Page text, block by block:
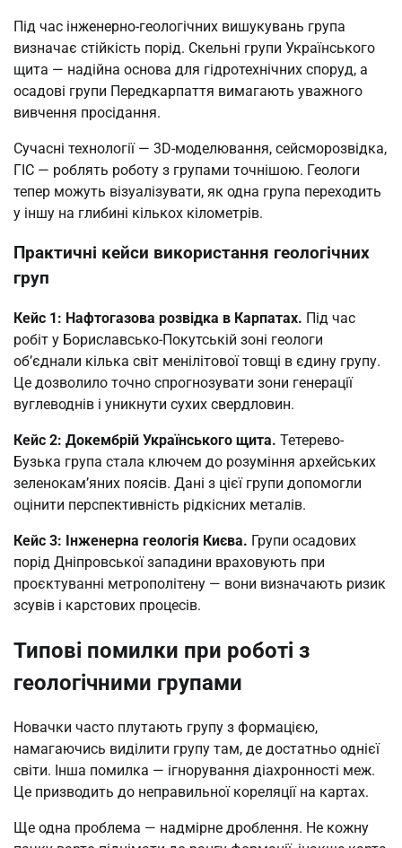
Під час інженерно-геологічних вишукувань група
визначає стійкість порід. Скельні групи Українського
щита — надійна основа для гідротехнічних споруд, а
осадові групи Передкарпаття вимагають уважного
вивчення просідання.
Сучасні технології — 3D-моделювання, сейсморозвідка,
ГІС — роблять роботу з групами точнішою. Геологи
тепер можуть візуалізувати, як одна група переходить
у іншу на глибині кількох кілометрів.
Практичні кейси використання геологічних
груп
Кейс 1: Нафтогазова розвідка в Карпатах. Під час
робіт у Бориславсько-Покутській зоні геологи
об’єднали кілька світ менілітової товщі в єдину групу.
Це дозволило точно спрогнозувати зони генерації
вуглеводнів і уникнути сухих свердловин.
Кейс 2: Докембрій Українського щита. Тетерево-
Бузька група стала ключем до розуміння архейських
зеленокам’яних поясів. Дані з цієї групи допомогли
оцінити перспективність рідкісних металів.
Кейс 3: Інженерна геологія Києва. Групи осадових
порід Дніпровської западини враховують при
проєктуванні метрополітену — вони визначають ризик
зсувів і карстових процесів.
Типові помилки при роботі з
геологічними групами
Новачки часто плутають групу з формацією,
намагаючись виділити групу там, де достатньо однієї
світи. Інша помилка — ігнорування діахронності меж.
Це призводить до неправильної кореляції на картах.
Ще одна проблема — надмірне дроблення. Не кожну